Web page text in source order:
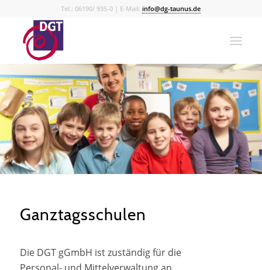
Tel.: 06190/ 935-0 | E-Mail:info@dg-taunus.de
Ganztagsschulen
Die DGT gGmbH ist zuständig für die
Personal- und Mittelverwaltung an